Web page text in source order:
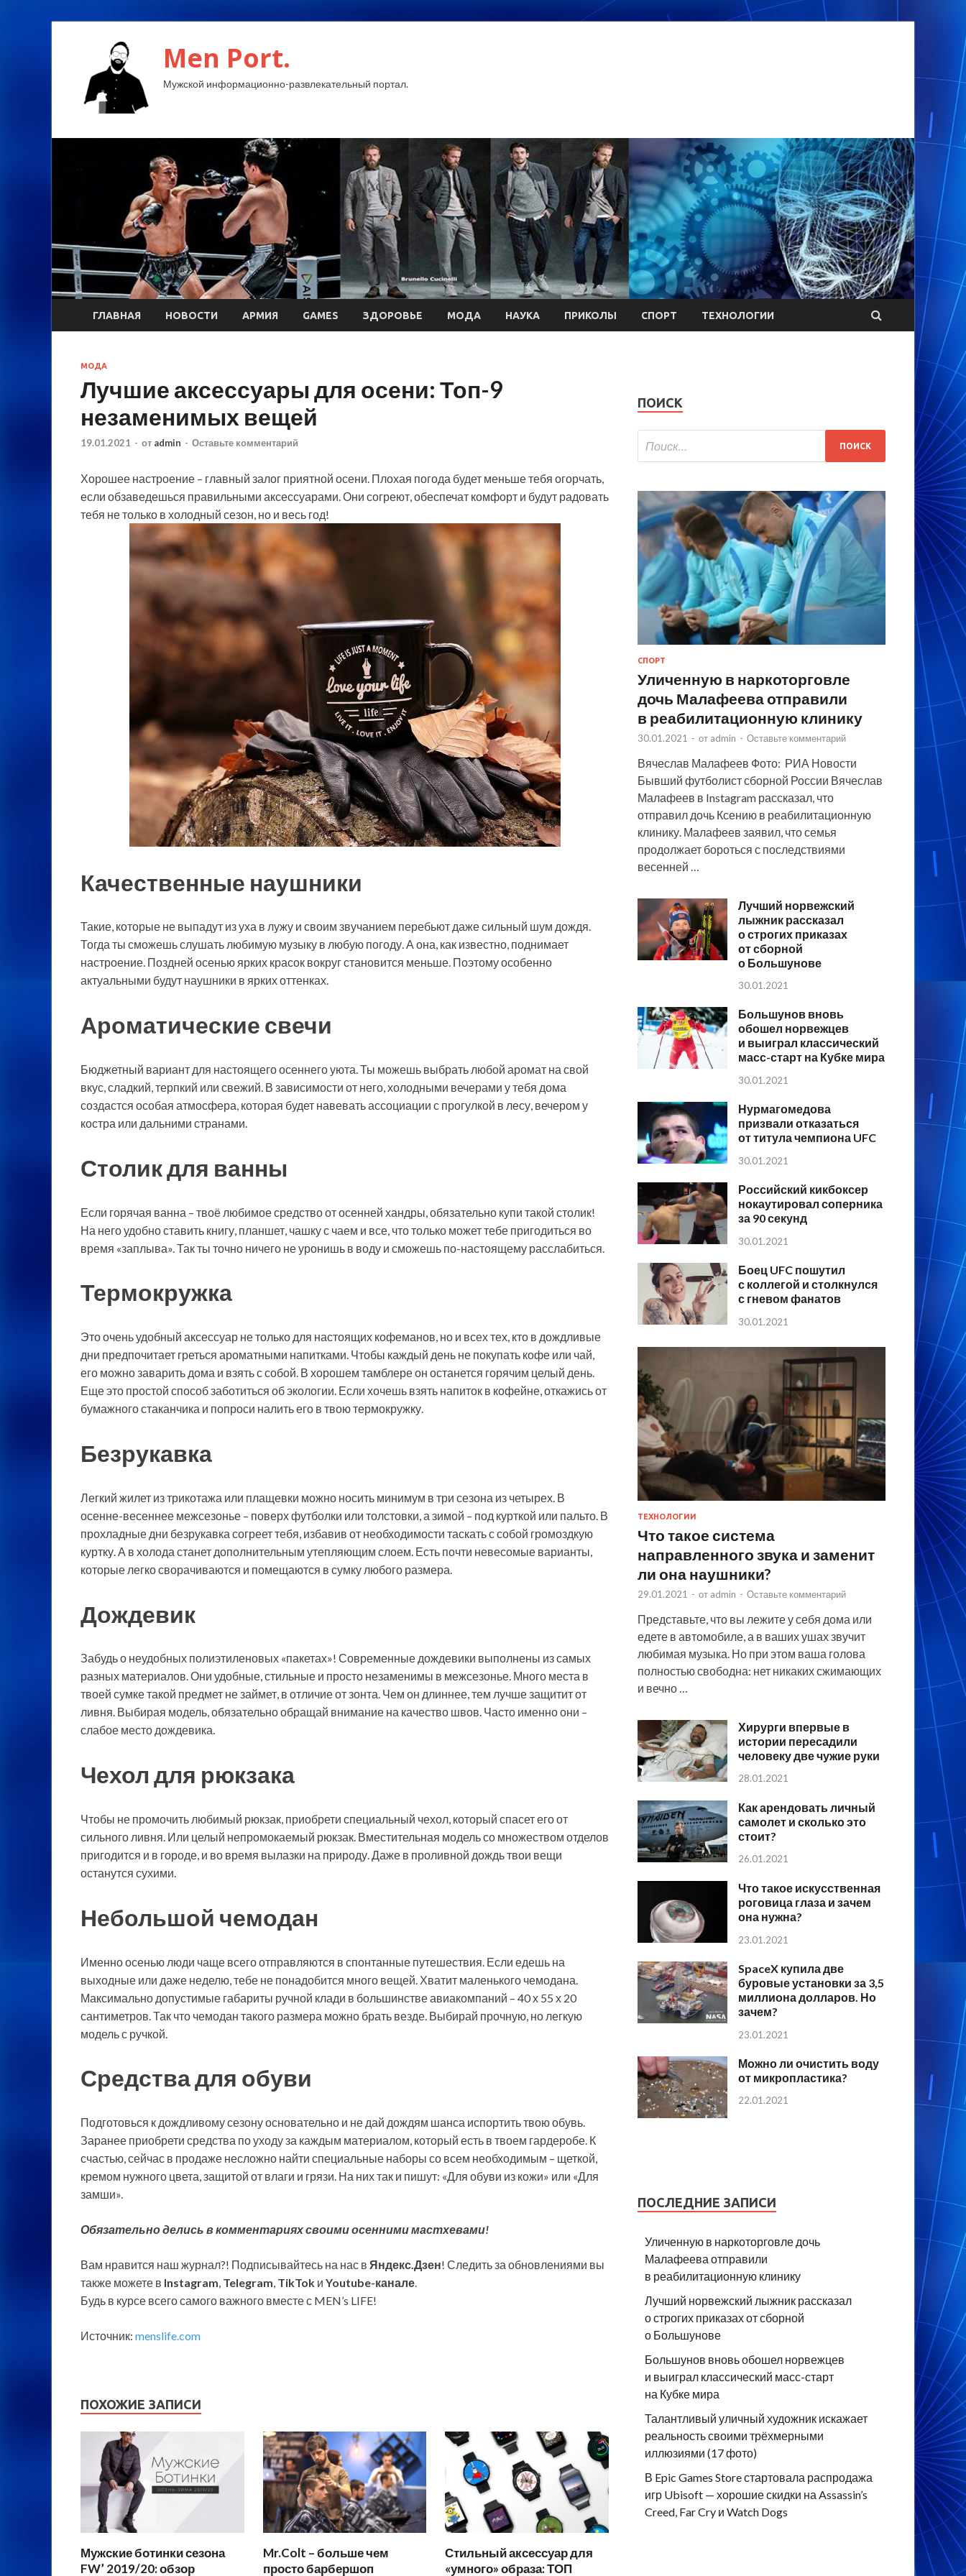
Men Port.
Мужской информационно-развлекательный портал.
ГЛАВНАЯ НОВОСТИ АРМИЯ GAMES ЗДОРОВЬЕ МОДА НАУКА ПРИКОЛЫ СПОРТ ТЕХНОЛОГИИ
МОДА
Лучшие аксессуары для осени: Топ-9
незаменимых вещей
19.01.2021 - от admin - Оставьте комментарий
Хорошее настроение – главный залог приятной осени. Плохая погода будет меньше тебя огорчать,
если обзаведешься правильными аксессуарами. Они согреют, обеспечат комфорт и будут радовать
тебя не только в холодный сезон, но и весь год!
Качественные наушники
Такие, которые не выпадут из уха в лужу и своим звучанием перебьют даже сильный шум дождя.
Тогда ты сможешь слушать любимую музыку в любую погоду. А она, как известно, поднимает
настроение. Поздней осенью ярких красок вокруг становится меньше. Поэтому особенно
актуальными будут наушники в ярких оттенках.
Ароматические свечи
Бюджетный вариант для настоящего осеннего уюта. Ты можешь выбрать любой аромат на свой
вкус, сладкий, терпкий или свежий. В зависимости от него, холодными вечерами у тебя дома
создастся особая атмосфера, которая будет навевать ассоциации с прогулкой в лесу, вечером у
костра или дальними странами.
Столик для ванны
Если горячая ванна – твоё любимое средство от осенней хандры, обязательно купи такой столик!
На него удобно ставить книгу, планшет, чашку с чаем и все, что только может тебе пригодиться во
время «заплыва». Так ты точно ничего не уронишь в воду и сможешь по-настоящему расслабиться.
Термокружка
Это очень удобный аксессуар не только для настоящих кофеманов, но и всех тех, кто в дождливые
дни предпочитает греться ароматными напитками. Чтобы каждый день не покупать кофе или чай,
его можно заварить дома и взять с собой. В хорошем тамблере он останется горячим целый день.
Еще это простой способ заботиться об экологии. Если хочешь взять напиток в кофейне, откажись от
бумажного стаканчика и попроси налить его в твою термокружку.
Безрукавка
Легкий жилет из трикотажа или плащевки можно носить минимум в три сезона из четырех. В
осенне-весеннее межсезонье – поверх футболки или толстовки, а зимой – под курткой или пальто. В
прохладные дни безрукавка согреет тебя, избавив от необходимости таскать с собой громоздкую
куртку. А в холода станет дополнительным утепляющим слоем. Есть почти невесомые варианты,
которые легко сворачиваются и помещаются в сумку любого размера.
Дождевик
Забудь о неудобных полиэтиленовых «пакетах»! Современные дождевики выполнены из самых
разных материалов. Они удобные, стильные и просто незаменимы в межсезонье. Много места в
твоей сумке такой предмет не займет, в отличие от зонта. Чем он длиннее, тем лучше защитит от
ливня. Выбирая модель, обязательно обращай внимание на качество швов. Часто именно они –
слабое место дождевика.
Чехол для рюкзака
Чтобы не промочить любимый рюкзак, приобрети специальный чехол, который спасет его от
сильного ливня. Или целый непромокаемый рюкзак. Вместительная модель со множеством отделов
пригодится и в городе, и во время вылазки на природу. Даже в проливной дождь твои вещи
останутся сухими.
Небольшой чемодан
Именно осенью люди чаще всего отправляются в спонтанные путешествия. Если едешь на
выходные или даже неделю, тебе не понадобится много вещей. Хватит маленького чемодана.
Максимально допустимые габариты ручной клади в большинстве авиакомпаний – 40 х 55 х 20
сантиметров. Так что чемодан такого размера можно брать везде. Выбирай прочную, но легкую
модель с ручкой.
Средства для обуви
Подготовься к дождливому сезону основательно и не дай дождям шанса испортить твою обувь.
Заранее приобрети средства по уходу за каждым материалом, который есть в твоем гардеробе. К
счастью, сейчас в продаже несложно найти специальные наборы со всем необходимым – щеткой,
кремом нужного цвета, защитой от влаги и грязи. На них так и пишут: «Для обуви из кожи» или «Для
замши».
Обязательно делись в комментариях своими осенними мастхевами!
Вам нравится наш журнал?! Подписывайтесь на нас в Яндекс.Дзен! Следить за обновлениями вы
также можете в Instagram, Telegram, TikTok и Youtube-канале.
Будь в курсе всего самого важного вместе с MEN’s LIFE!
Источник: menslife.com
ПОХОЖИЕ ЗАПИСИ
Мужские ботинки сезона
FW’ 2019/20: обзор
Mr.Colt – больше чем
просто барбершоп
Стильный аксессуар для
«умного» образа: ТОП
ПОИСК
СПОРТ
Уличенную в наркоторговле
дочь Малафеева отправили
в реабилитационную клинику
30.01.2021 - от admin - Оставьте комментарий
Вячеслав Малафеев Фото: РИА Новости
Бывший футболист сборной России Вячеслав
Малафеев в Instagram рассказал, что
отправил дочь Ксению в реабилитационную
клинику. Малафеев заявил, что семья
продолжает бороться с последствиями
весенней …
Лучший норвежский
лыжник рассказал
о строгих приказах
от сборной
о Большунове
30.01.2021
Большунов вновь
обошел норвежцев
и выиграл классический
масс-старт на Кубке мира
30.01.2021
Нурмагомедова
призвали отказаться
от титула чемпиона UFC
30.01.2021
Российский кикбоксер
нокаутировал соперника
за 90 секунд
30.01.2021
Боец UFC пошутил
с коллегой и столкнулся
с гневом фанатов
30.01.2021
ТЕХНОЛОГИИ
Что такое система
направленного звука и заменит
ли она наушники?
29.01.2021 - от admin - Оставьте комментарий
Представьте, что вы лежите у себя дома или
едете в автомобиле, а в ваших ушах звучит
любимая музыка. Но при этом ваша голова
полностью свободна: нет никаких сжимающих
и вечно …
Хирурги впервые в
истории пересадили
человеку две чужие руки
28.01.2021
Как арендовать личный
самолет и сколько это
стоит?
26.01.2021
Что такое искусственная
роговица глаза и зачем
она нужна?
23.01.2021
SpaceX купила две
буровые установки за 3,5
миллиона долларов. Но
зачем?
23.01.2021
Можно ли очистить воду
от микропластика?
22.01.2021
ПОСЛЕДНИЕ ЗАПИСИ
Уличенную в наркоторговле дочь
Малафеева отправили
в реабилитационную клинику
Лучший норвежский лыжник рассказал
о строгих приказах от сборной
о Большунове
Большунов вновь обошел норвежцев
и выиграл классический масс-старт
на Кубке мира
Талантливый уличный художник искажает
реальность своими трёхмерными
иллюзиями (17 фото)
В Epic Games Store стартовала распродажа
игр Ubisoft — хорошие скидки на Assassin’s
Creed, Far Cry и Watch Dogs